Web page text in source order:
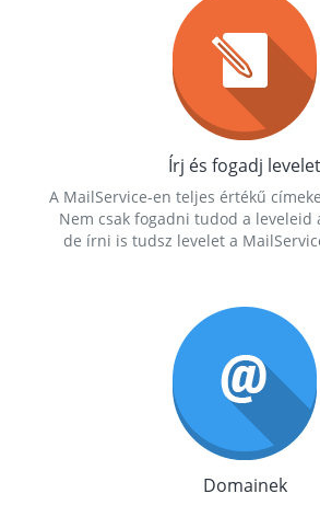
Írj és fogadj levelet
A MailService-en teljes értékű
Nem csak fogadni tudod a leveleid
de írni is tudsz levelet a
Domainek